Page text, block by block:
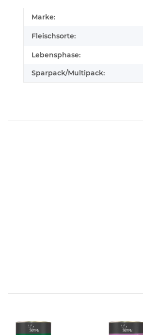
Marke:
Fleischsorte:
Lebensphase:
Sparpack/Multipack: